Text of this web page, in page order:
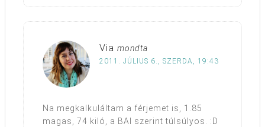
Via mondta
2011. JÚLIUS 6., SZERDA, 19:43
Na megkalkuláltam a férjemet is, 1.85
magas, 74 kiló, a BAI szerint túlsúlyos. :D